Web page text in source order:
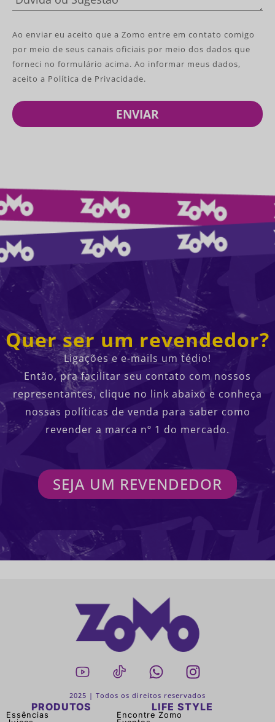
Ao enviar eu aceito que a Zomo entre em contato comigo
por meio de seus canais oficiais por meio dos dados que
forneci no formulário acima. Ao informar meus dados,
aceito a Política de Privacidade.
ENVIAR
Quer ser um revendedor?
Ligações e e-mails um tédio!
Então, pra facilitar seu contato com nossos
representantes, clique no link abaixo e conheça
nossas políticas de venda para saber como
revender a marca nº 1 do mercado.
SEJA UM REVENDEDOR
2025 | Todos os direitos reservados
PRODUTOS
Essências
LIFE STYLE
Encontre Zomo